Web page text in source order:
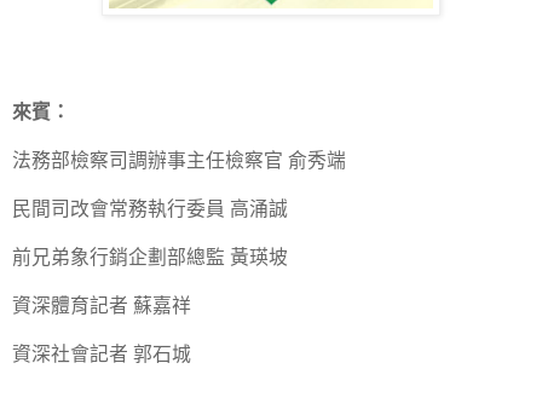
來賓：
法務部檢察司調辦事主任檢察官 俞秀端
民間司改會常務執行委員 高涌誠
前兄弟象行銷企劃部總監 黃瑛坡
資深體育記者 蘇嘉祥
資深社會記者 郭石城